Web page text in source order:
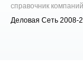
справочник
Деловая Сеть 2008-